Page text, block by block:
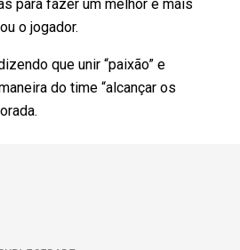
para fazer um melhor e mais
o jogador.
que unir “paixão” e
do time “alcançar os